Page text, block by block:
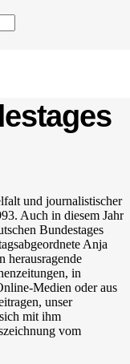
und journalistischer
Auch in diesem Jahr
Bundestages
Anja
herausragende
in
Medien oder aus
unser
mit ihm
vom